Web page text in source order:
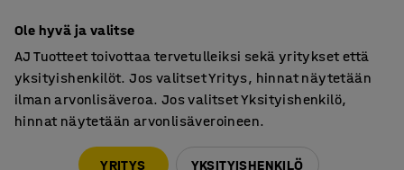
Ole hyvä ja valitse
AJ Tuotteet toivottaa tervetulleiksi sekä yritykset että
yksityishenkilöt. Jos valitset Yritys, hinnat näytetään
ilman arvonlisäveroa. Jos valitset Yksityishenkilö,
hinnat näytetään arvonlisäveroineen.
YRITYS YKSITYISHENKILÖ